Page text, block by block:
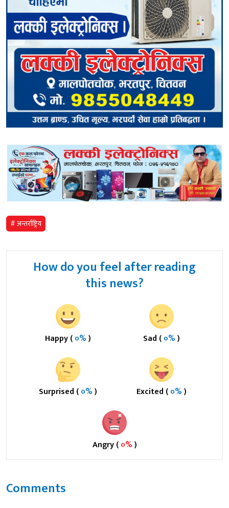
# अन्तर्राष्ट्रिय
How do you feel after reading
this news?
Happy (०%) Sad (०%)
Surprised (०%) Excited (०%)
Angry (०%)
Comments